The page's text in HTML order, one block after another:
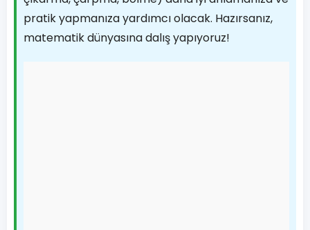
pratik yapmanıza yardımcı olacak. Hazırsanız,
matematik dünyasına dalış yapıyoruz!